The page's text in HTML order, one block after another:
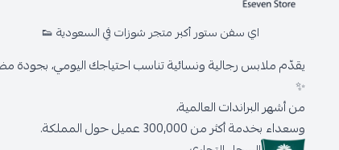
اي سفن ستور أكبر متجر شوزات في السعودية 👟
يقدّم ملابس رجالية ونسائية تناسب احتياجك اليومي، بجودة
✨
من أشهر البراندات العالمية،
وسعداء بخدمة أكثر من 300,000 عميل حول المملكة.